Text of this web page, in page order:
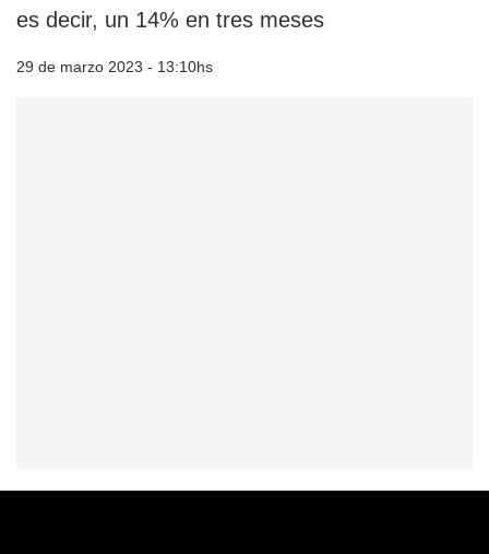
es decir, un 14% en tres meses
29 de marzo 2023 - 13:10hs